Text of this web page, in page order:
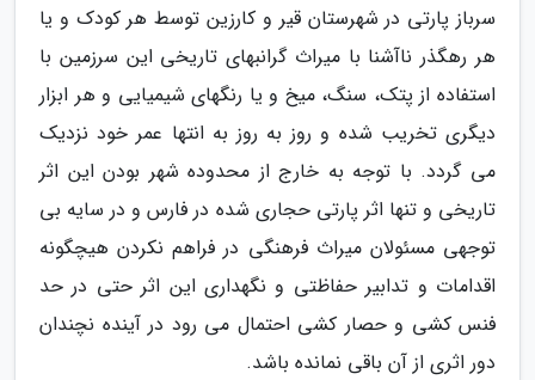
سرباز پارتی در شهرستان قیر و کارزین توسط هر کودک و یا
هر رهگذر ناآشنا با میراث گرانبهای تاریخی این سرزمین با
استفاده از پتک، سنگ، میخ و یا رنگهای شیمیایی و هر ابزار
دیگری تخریب شده و روز به روز به انتها عمر خود نزدیک
می گردد. با توجه به خارج از محدوده شهر بودن این اثر
تاریخی و تنها اثر پارتی حجاری شده در فارس و در سایه بی
توجهی مسئولان میراث فرهنگی در فراهم نکردن هیچگونه
اقدامات و تدابیر حفاظتی و نگهداری این اثر حتی در حد
فنس کشی و حصار کشی احتمال می رود در آینده نچندان
دور اثری از آن باقی نمانده باشد.